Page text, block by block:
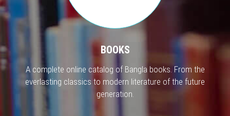
BOOKS
A complete online catalog of Bangla books. From the
everlasting classics to modern literature of the future
generation.